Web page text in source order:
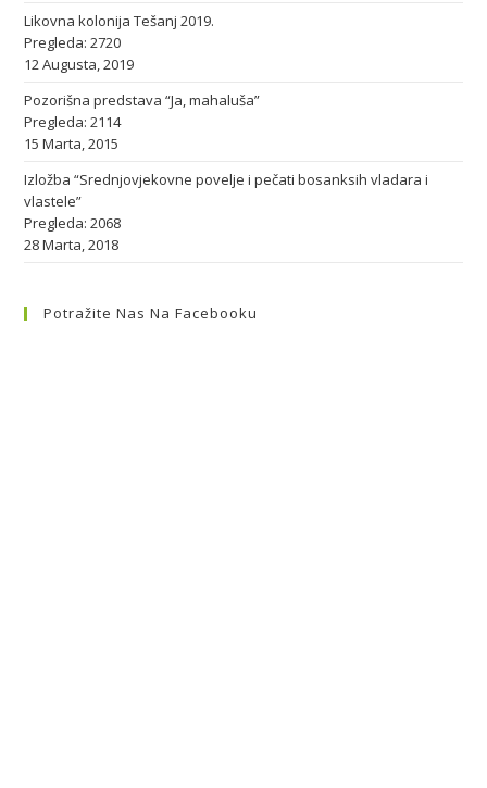
Likovna kolonija Tešanj 2019.
Pregleda: 2720
12 Augusta, 2019
Pozorišna predstava “Ja, mahaluša”
Pregleda: 2114
15 Marta, 2015
Izložba “Srednjovjekovne povelje i pečati bosanksih vladara i
vlastele”
Pregleda: 2068
28 Marta, 2018
Potražite Nas Na Facebooku